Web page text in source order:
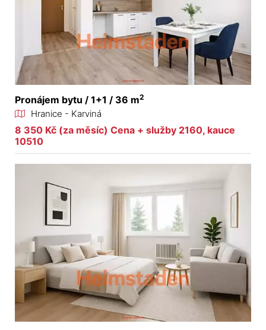
Pronájem bytu / 1+1 / 36 m2
Hranice - Karviná
8 350 Kč (za měsíc) Cena + služby 2160, kauce
10510